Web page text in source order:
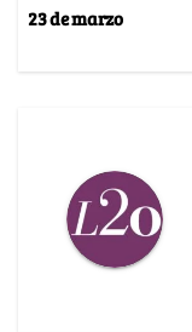
23 de marzo